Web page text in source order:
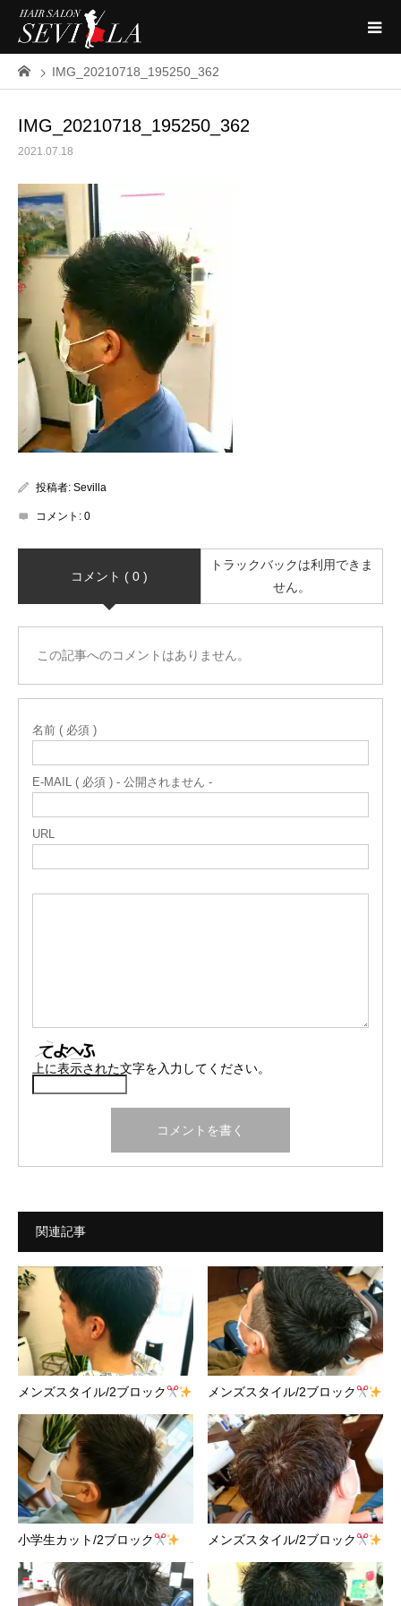
IMG_20210718_195250_362
IMG_20210718_195250_362
2021.07.18
投稿者: Sevilla
コメント: 0
コメント ( 0 )
トラックバックは利用できま
せん。
この記事へのコメントはありません。
名前 ( 必須 )
E-MAIL ( 必須 ) - 公開されません -
URL
上に表示された文字を入力してください。
関連記事
メンズスタイル/2ブロック メンズスタイル/2ブロック
小学生カット/2ブロック メンズスタイル/2ブロック